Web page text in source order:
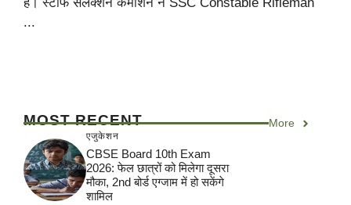
...
MOST RECENT More
एजुकेशन
CBSE Board 10th Exam
2026: फेल छात्रों को मिलेगा दूसरा
मौका, 2nd बोर्ड एग्जाम में हो सकेंगे
शामिल